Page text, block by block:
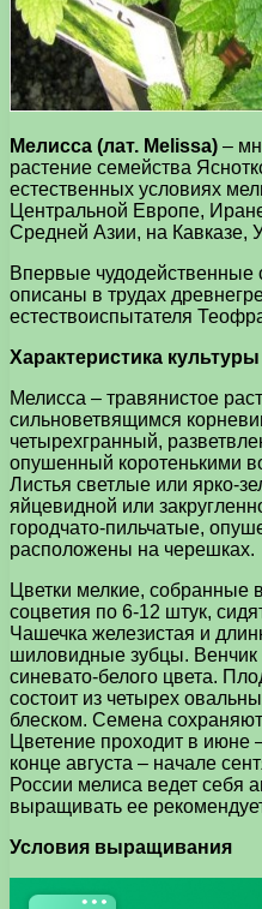
Мелисса (лат. Melissa) –
растение семейства
естественных условиях
Центральной Европе,
Средней Азии, на Кавказе,
Впервые чудодейственные
описаны в трудах
естествоиспытателя
Характеристика культуры
Мелисса – травянистое
сильноветвящимся
четырехгранный,
опушенный коротенькими
Листья светлые или ярко-
яйцевидной или
городчато-пильчатые,
расположены на черешках.
Цветки мелкие,
соцветия по 6-12 штук,
Чашечка железистая и
шиловидные зубцы. Венчик
синевато-белого цвета.
состоит из четырех
блеском. Семена
Цветение проходит в июне
конце августа – начале
России мелиса ведет себя
выращивать ее
Условия выращивания